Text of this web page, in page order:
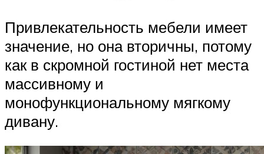
Привлекательность мебели имеет
значение, но она вторичны, потому
как в скромной гостиной нет места
массивному и
монофункциональному мягкому
дивану.